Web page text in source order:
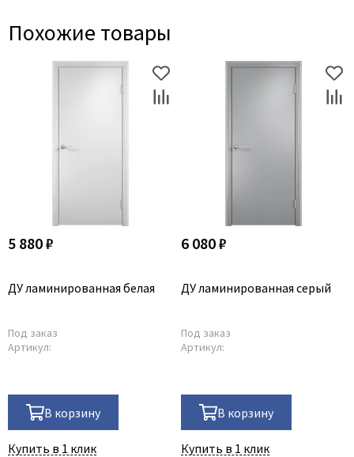
Похожие товары
5 880 ₽
ДУ ламинированная белая
Под заказ
Артикул:
В корзину
Купить в 1 клик
6 080 ₽
ДУ ламинированная серый
Под заказ
Артикул:
В корзину
Купить в 1 клик